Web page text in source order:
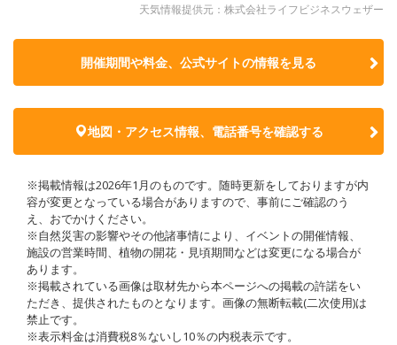
天気情報提供元：株式会社ライフビジネスウェザー
開催期間や料金、公式サイトの情報を見る
地図・アクセス情報、電話番号を確認する
※掲載情報は2026年1月のものです。随時更新をしておりますが内
容が変更となっている場合がありますので、事前にご確認のう
え、おでかけください。
※自然災害の影響やその他諸事情により、イベントの開催情報、
施設の営業時間、植物の開花・見頃期間などは変更になる場合が
あります。
※掲載されている画像は取材先から本ページへの掲載の許諾をい
ただき、提供されたものとなります。画像の無断転載(二次使用)は
禁止です。
※表示料金は消費税8％ないし10％の内税表示です。